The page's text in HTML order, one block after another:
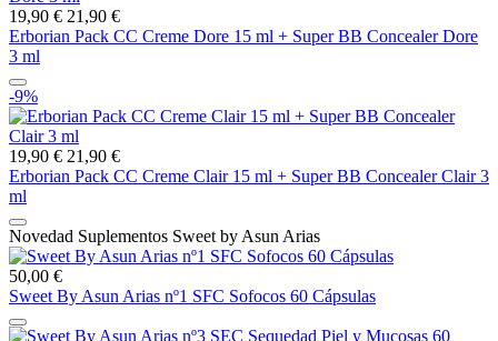
19,90 € 21,90 €
Erborian Pack CC Creme Dore 15 ml + Super BB Concealer Dore
3 ml
-9%
19,90 € 21,90 €
Erborian Pack CC Creme Clair 15 ml + Super BB Concealer Clair 3
ml
Novedad Suplementos Sweet by Asun Arias
50,00 €
Sweet By Asun Arias nº1 SFC Sofocos 60 Cápsulas